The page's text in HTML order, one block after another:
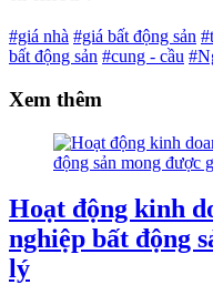
#giá nhà #giá bất động sản
bất động sản #cung - cầu
Xem thêm
Hoạt động kinh
nghiệp bất động
lý